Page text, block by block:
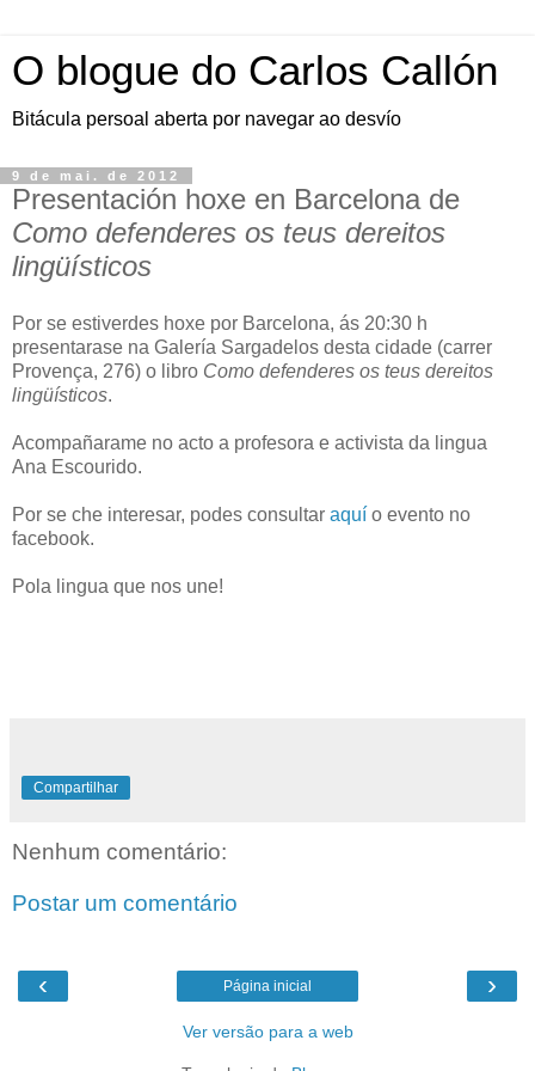
O blogue do Carlos Callón
Bitácula persoal aberta por navegar ao desvío
9 de mai. de 2012
Presentación hoxe en Barcelona de
Como defenderes os teus dereitos
lingüísticos
Por se estiverdes hoxe por Barcelona, ás 20:30 h
presentarase na Galería Sargadelos desta cidade (carrer
Provença, 276) o libro Como defenderes os teus dereitos
lingüísticos.
Acompañarame no acto a profesora e activista da lingua
Ana Escourido.
Por se che interesar, podes consultar aquí o evento no
facebook.
Pola lingua que nos une!
Compartilhar
Nenhum comentário:
Postar um comentário
‹ ›
Página inicial
Ver versão para a web